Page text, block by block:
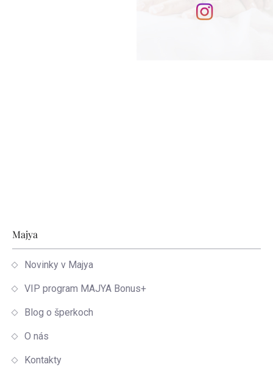
Zápätie
Majya
Novinky v Majya
VIP program MAJYA Bonus+
Blog o šperkoch
O nás
Kontakty